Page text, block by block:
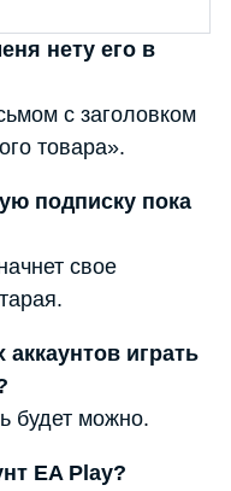
нету его в
с заголовком
товара».
подписку пока
свое
играть
будет можно.
EA Play?